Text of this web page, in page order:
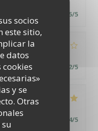
socios
este sitio,
la
datos
cookies
y se
Otras
5/5
: 3/5 Calidad / Precio 2/5
4/5